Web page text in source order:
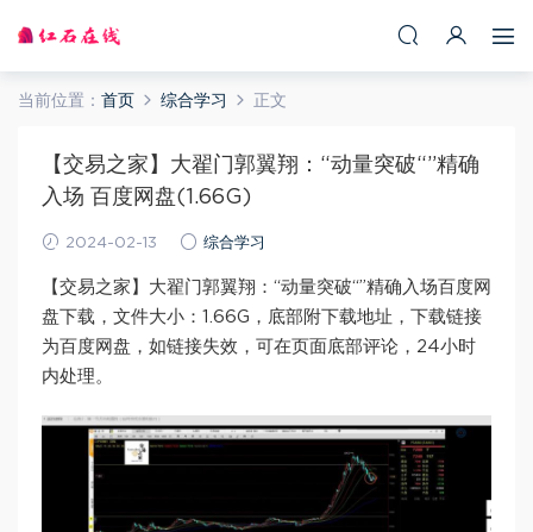
当前位置： 首页 综合学习 正文
【交易之家】大翟门郭翼翔：“动量突破“”精确
入场 百度网盘(1.66G)
2024-02-13 综合学习
【交易之家】大翟门郭翼翔：“动量突破“”精确入场百度网
盘下载，文件大小：1.66G，底部附下载地址，下载链接
为百度网盘，如链接失效，可在页面底部评论，24小时
内处理。